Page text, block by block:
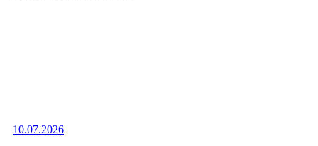
10.07.2026